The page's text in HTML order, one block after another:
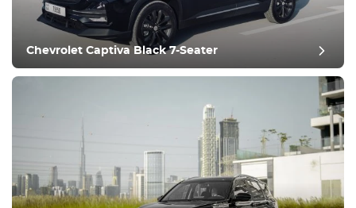
Chevrolet Captiva Black 7-Seater